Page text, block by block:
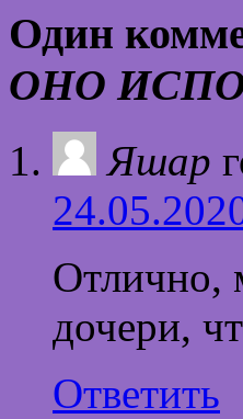
Один
ОНО
Яшар
Отлично,
дочери,
Ответить